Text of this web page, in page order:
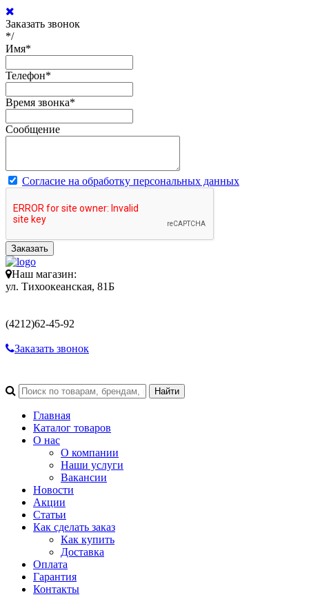
Заказать звонок
*/
Имя*
Телефон*
Время звонка*
Сообщение
Согласие на обработку персональных данных
Заказать
Наш магазин:
ул. Тихоокеанская, 81Б
(4212)62-45-92
Заказать звонок
Главная
Каталог товаров
О нас
О компании
Наши услуги
Вакансии
Новости
Акции
Статьи
Как сделать заказ
Как купить
Доставка
Оплата
Гарантия
Контакты